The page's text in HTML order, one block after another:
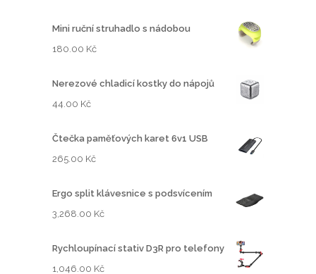
Mini ruční struhadlo s nádobou
180.00 Kč
Nerezové chladicí kostky do nápojů
44.00 Kč
Čtečka paměťových karet 6v1 USB
265.00 Kč
Ergo split klávesnice s podsvícením
3,268.00 Kč
Rychloupínací stativ D3R pro telefony
1,046.00 Kč